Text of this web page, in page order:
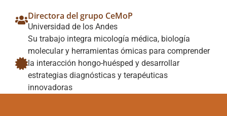
Directora del grupo CeMoP
Universidad de los Andes
Su trabajo integra micología médica, biología
molecular y herramientas ómicas para comprender
la interacción hongo-huésped y desarrollar
estrategias diagnósticas y terapéuticas
innovadoras